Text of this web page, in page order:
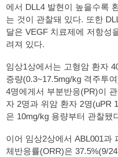
에서 DLL4 발현이 높을수록
는 것이 관찰돼 있다. 또한
달은 VEGF 치료제에 저항성
려져 있다.
임상1상에서는 고형암 환자
증량(0.3~17.5mg/kg 격주투
4명에게서 부분반응(PR)이
자 2명과 위암 환자 2명(uPR
은 10mg/kg 용량부터 관찰됐
이어 임상2상에서 ABL001과
체반응률(ORR)은 37.5%(9/